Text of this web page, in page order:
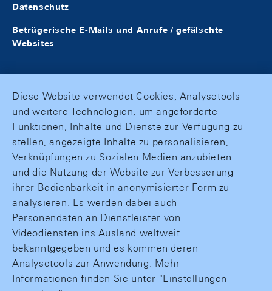
Datenschutz
Betrügerische E-Mails und Anrufe / gefälschte
Websites
Diese Website verwendet Cookies, Analysetools
und weitere Technologien, um angeforderte
Funktionen, Inhalte und Dienste zur Verfügung zu
stellen, angezeigte Inhalte zu personalisieren,
Verknüpfungen zu Sozialen Medien anzubieten
und die Nutzung der Website zur Verbesserung
ihrer Bedienbarkeit in anonymisierter Form zu
analysieren. Es werden dabei auch
Personendaten an Dienstleister von
Videodiensten ins Ausland weltweit
bekanntgegeben und es kommen deren
Analysetools zur Anwendung. Mehr
Informationen finden Sie unter "Einstellungen